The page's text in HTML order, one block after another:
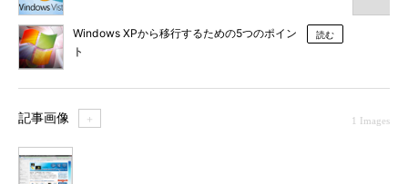
Windows XPから移行するための5つのポイン
ト
読む
記事画像 ＋ 1 Images